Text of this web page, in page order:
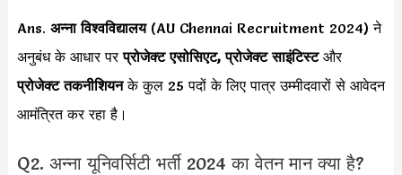
Ans. अन्ना विश्वविद्यालय(AU Chennai Recruitment 2024) ने
अनुबंध के आधार परप्रोजेक्ट एसोसिएट, प्रोजेक्ट साइंटिस्ट और
प्रोजेक्ट तकनीशियनके कुल 25 पदों के लिए पात्र उम्मीदवारों से आवेदन
आमंत्रित कर रहा है।
Q2. अन्ना यूनिवर्सिटी भर्ती 2024 का वेतन मान क्या है?